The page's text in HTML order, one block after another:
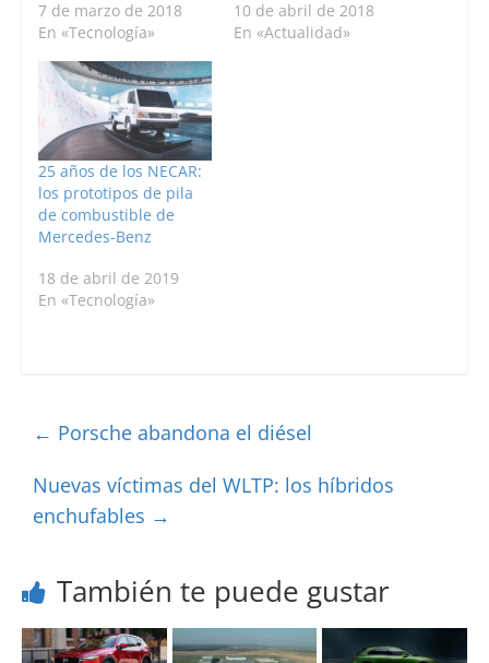
7 de marzo de 2018
En «Tecnología»
10 de abril de 2018
En «Actualidad»
25 años de los NECAR:
los prototipos de pila
de combustible de
Mercedes-Benz
18 de abril de 2019
En «Tecnología»
← Porsche abandona el diésel
Nuevas víctimas del WLTP: los híbridos
enchufables →
También te puede gustar